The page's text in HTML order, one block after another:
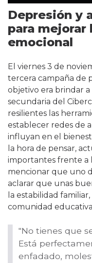
Depresión y
para mejorar
emocional
El viernes 3 de
tercera campaña de
objetivo era brindar
secundaria del
resilientes las
establecer redes de
influyan en el
la hora de pensar,
importantes frente a
mencionar que uno
aclarar que unas
la estabilidad
comunidad
"No tienes que
Está
enfadado,